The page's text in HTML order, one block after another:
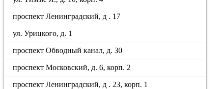
проспект Ленинградский, д . 17
ул. Урицкого, д. 1
проспект Обводный канал, д. 30
проспект Московский, д. 6, корп. 2
проспект Ленинградский, д . 23, корп. 1